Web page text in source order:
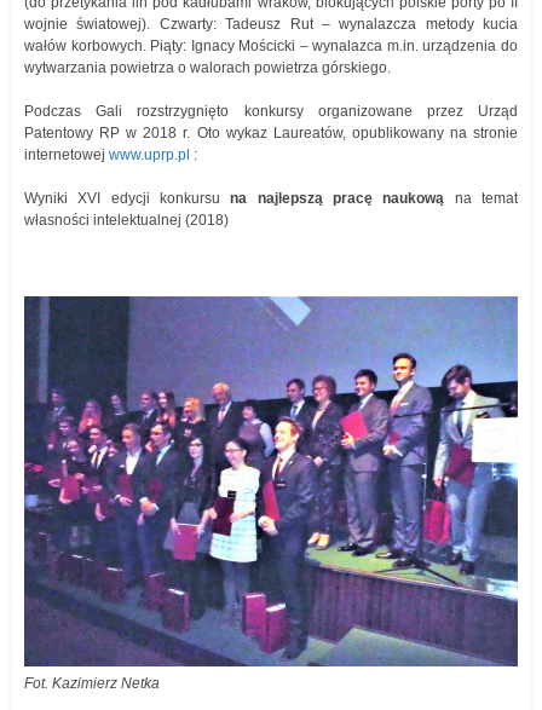
wojnie światowej). Czwarty: Tadeusz Rut – wynalazcza metody kucia
wałów korbowych. Piąty: Ignacy Mościcki – wynalazca m.in. urządzenia do
wytwarzania powietrza o walorach powietrza górskiego.
Podczas Gali rozstrzygnięto konkursy organizowane przez Urząd
Patentowy RP w 2018 r. Oto wykaz Laureatów, opublikowany na stronie
internetowej www.uprp.pl :
Wyniki XVI edycji konkursuna najlepszą pracę naukową na temat
własności intelektualnej (2018)
Fot. Kazimierz Netka